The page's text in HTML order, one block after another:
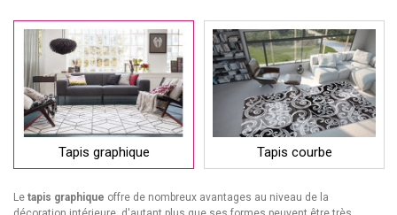
Tapis graphique Tapis courbe
Le tapis graphique offre de nombreux avantages au niveau de la